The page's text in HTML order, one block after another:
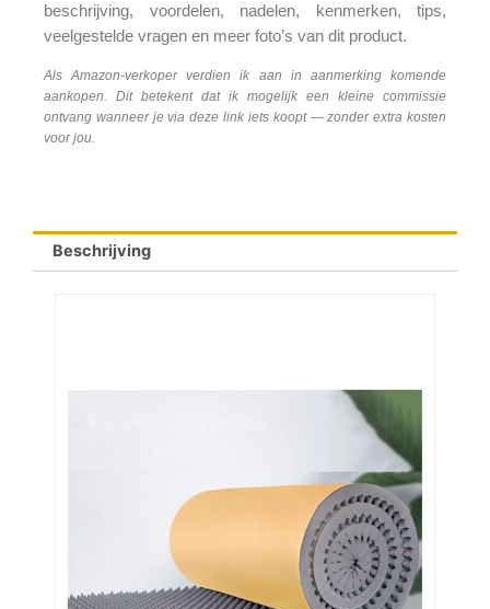
beschrijving, voordelen, nadelen, kenmerken, tips,
veelgestelde vragen en meer foto’s van dit product.
Als Amazon-verkoper verdien ik aan in aanmerking komende
aankopen. Dit betekent dat ik mogelijk een kleine commissie
ontvang wanneer je via deze link iets koopt — zonder extra kosten
voor jou.
Beschrijving